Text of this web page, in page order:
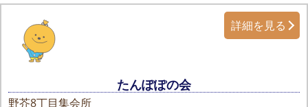
たんぽぽの会
野芥8丁目集会所
詳細を見る